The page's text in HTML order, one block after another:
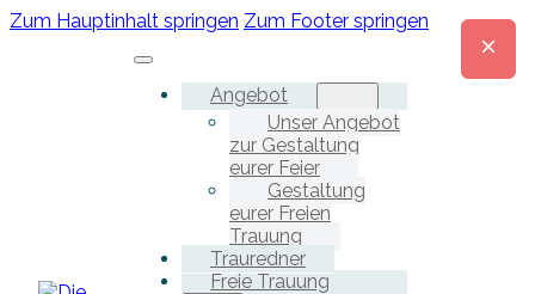
Zum Hauptinhalt springen Zum Footer springen
Angebot
Unser Angebot
zur Gestaltung
eurer Feier
Gestaltung
eurer Freien
Trauung
Trauredner
Freie Trauung